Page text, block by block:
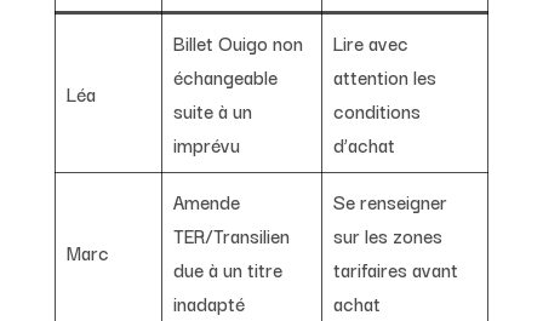
Léa
Billet Ouigo non
échangeable
suite à un
imprévu
Lire avec
attention les
conditions
d’achat
Marc
Amende
TER/Transilien
due à un titre
inadapté
Se renseigner
sur les zones
tarifaires avant
achat